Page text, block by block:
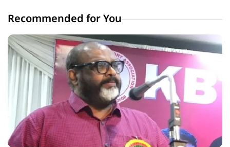
Recommended for You